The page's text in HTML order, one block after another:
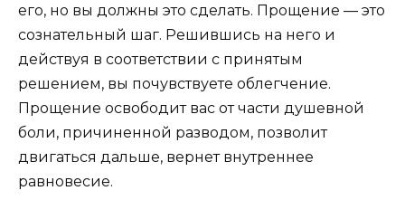
его, но вы должны это сделать. Прощение — это
сознательный шаг. Решившись на него и
действуя в соответствии с принятым
решением, вы почувствуете облегчение.
Прощение освободит вас от части душевной
боли, причиненной разводом, позволит
двигаться дальше, вернет внутреннее
равновесие.